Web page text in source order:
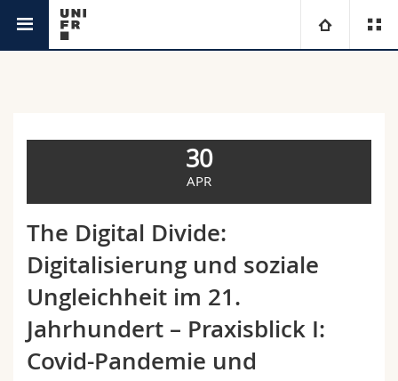
Universität
Weiterbildung
Wirtschafts- und Sozialwissenschaftliche Fak.
Philosophische Fak.
Fak. für Erziehungs- und Bildungswissenschaften
Studierende
Medien
Forschende
Ressourcen
Personenverzeichnis
Ortsplan
Bibliotheken
30
APR
The Digital Divide:
Digitalisierung und soziale
Ungleichheit im 21.
Jahrhundert – Praxisblick I:
Covid-Pandemie und